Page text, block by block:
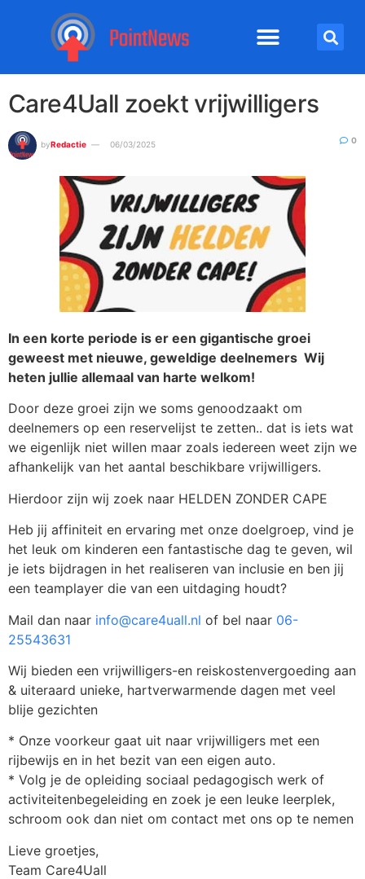
Care4Uall zoekt vrijwilligers
byRedactie 06/03/2025 0
In een korte periode is er een gigantische groei
geweest met nieuwe, geweldige deelnemers Wij
heten jullie allemaal van harte welkom!
Door deze groei zijn we soms genoodzaakt om
deelnemers op een reservelijst te zetten.. dat is iets wat
we eigenlijk niet willen maar zoals iedereen weet zijn we
afhankelijk van het aantal beschikbare vrijwilligers.
Hierdoor zijn wij zoek naar HELDEN ZONDER CAPE
Heb jij affiniteit en ervaring met onze doelgroep, vind je
het leuk om kinderen een fantastische dag te geven, wil
je iets bijdragen in het realiseren van inclusie en ben jij
een teamplayer die van een uitdaging houdt?
Mail dan naar info@care4uall.nl of bel naar 06-
25543631
Wij bieden een vrijwilligers-en reiskostenvergoeding aan
& uiteraard unieke, hartverwarmende dagen met veel
blije gezichten
* Onze voorkeur gaat uit naar vrijwilligers met een
rijbewijs en in het bezit van een eigen auto.
* Volg je de opleiding sociaal pedagogisch werk of
activiteitenbegeleiding en zoek je een leuke leerplek,
schroom ook dan niet om contact met ons op te nemen
Lieve groetjes,
Team Care4Uall